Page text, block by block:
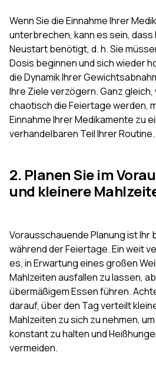
Wenn Sie die Einnahme Ihrer
unterbrechen, kann es sein, dass
Neustart benötigt, d. h. Sie
Dosis beginnen und sich wieder
die Dynamik Ihrer
Ihre Ziele verzögern. Ganz
chaotisch die Feiertage werden,
Einnahme Ihrer Medikamente zu
verhandelbaren Teil Ihrer Routine.
2. Planen Sie im
und kleinere
Vorausschauende Planung ist
während der Feiertage. Ein weit
es, in Erwartung eines großen
Mahlzeiten ausfallen zu lassen,
übermäßigem Essen führen.
darauf, über den Tag verteilt
Mahlzeiten zu sich zu nehmen,
konstant zu halten und
vermeiden.